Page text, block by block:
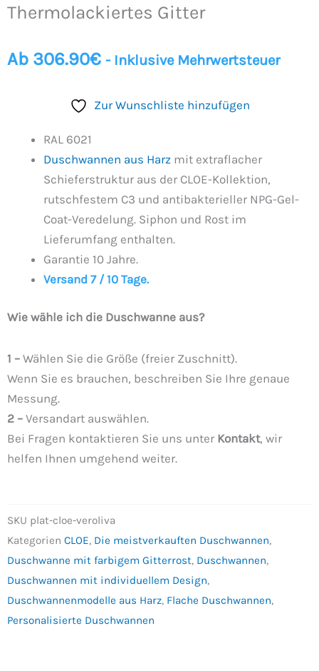
Thermolackiertes Gitter
Ab 306.90€ - Inklusive Mehrwertsteuer
Zur Wunschliste hinzufügen
RAL 6021
Duschwannen aus Harz mit extraflacher
Schieferstruktur aus der CLOE-Kollektion,
rutschfestem C3 und antibakterieller NPG-Gel-
Coat-Veredelung. Siphon und Rost im
Lieferumfang enthalten.
Garantie 10 Jahre.
Versand 7 / 10 Tage.
Wie wähle ich die Duschwanne aus?
1 – Wählen Sie die Größe (freier Zuschnitt).
Wenn Sie es brauchen, beschreiben Sie Ihre genaue
Messung.
2 – Versandart auswählen.
Bei Fragen kontaktieren Sie uns unter Kontakt, wir
helfen Ihnen umgehend weiter.
SKU plat-cloe-veroliva
Kategorien CLOE, Die meistverkauften Duschwannen,
Duschwanne mit farbigem Gitterrost, Duschwannen,
Duschwannen mit individuellem Design,
Duschwannenmodelle aus Harz, Flache Duschwannen,
Personalisierte Duschwannen